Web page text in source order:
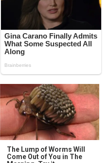
The Lump of Worms Will
Come Out of You in The